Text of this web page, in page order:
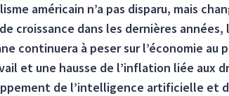
américain n’a pas disparu, mais
croissance dans les dernières
continuera à peser sur l’économie
et une hausse de l’inflation liée aux
de l’intelligence artificielle et